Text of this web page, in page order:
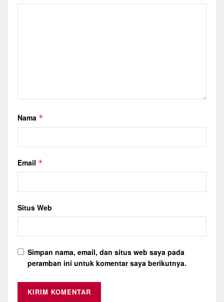
Nama *
Email *
Situs Web
Simpan nama, email, dan situs web saya pada
peramban ini untuk komentar saya berikutnya.